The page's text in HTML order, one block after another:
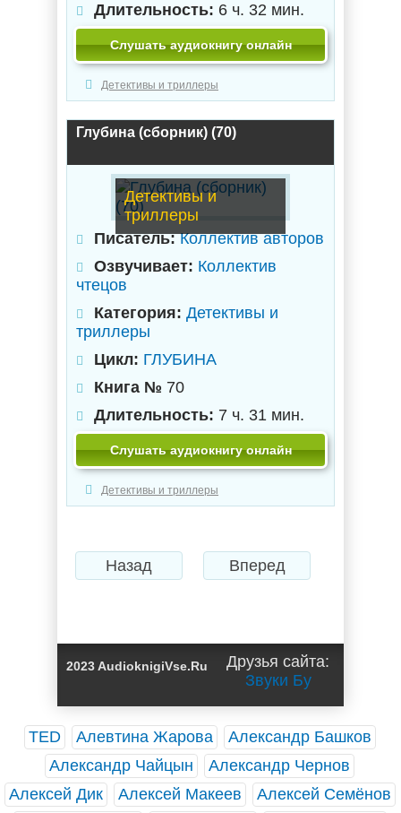
Длительность: 6 ч. 32 мин.
Слушать аудиокнигу онлайн
Детективы и триллеры
Глубина (сборник) (70)
Детективы и
триллеры
Писатель: Коллектив авторов
Озвучивает: Коллектив
чтецов
Категория: Детективы и
триллеры
Цикл: ГЛУБИНА
Книга № 70
Длительность: 7 ч. 31 мин.
Слушать аудиокнигу онлайн
Детективы и триллеры
Назад Вперед
2023 AudioknigiVse.Ru
Друзья сайта:
Звуки Бу
TED Алевтина Жарова
Александр Башков
Александр Чайцын
Александр Чернов
Алексей Дик
Алексей Макеев
Алексей Семёнов